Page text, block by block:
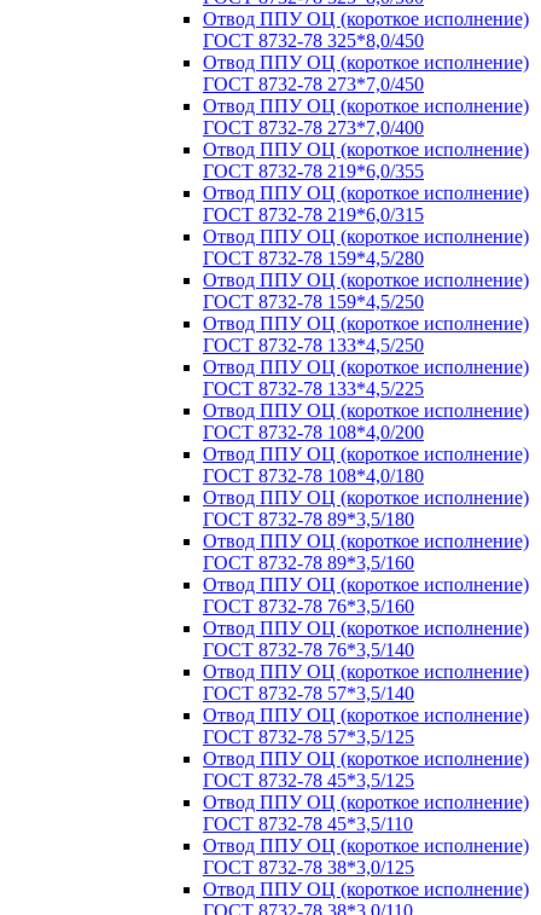
Отвод ППУ ОЦ (короткое исполнение)
ГОСТ 8732-78 325*8,0/450
Отвод ППУ ОЦ (короткое исполнение)
ГОСТ 8732-78 273*7,0/450
Отвод ППУ ОЦ (короткое исполнение)
ГОСТ 8732-78 273*7,0/400
Отвод ППУ ОЦ (короткое исполнение)
ГОСТ 8732-78 219*6,0/355
Отвод ППУ ОЦ (короткое исполнение)
ГОСТ 8732-78 219*6,0/315
Отвод ППУ ОЦ (короткое исполнение)
ГОСТ 8732-78 159*4,5/280
Отвод ППУ ОЦ (короткое исполнение)
ГОСТ 8732-78 159*4,5/250
Отвод ППУ ОЦ (короткое исполнение)
ГОСТ 8732-78 133*4,5/250
Отвод ППУ ОЦ (короткое исполнение)
ГОСТ 8732-78 133*4,5/225
Отвод ППУ ОЦ (короткое исполнение)
ГОСТ 8732-78 108*4,0/200
Отвод ППУ ОЦ (короткое исполнение)
ГОСТ 8732-78 108*4,0/180
Отвод ППУ ОЦ (короткое исполнение)
ГОСТ 8732-78 89*3,5/180
Отвод ППУ ОЦ (короткое исполнение)
ГОСТ 8732-78 89*3,5/160
Отвод ППУ ОЦ (короткое исполнение)
ГОСТ 8732-78 76*3,5/160
Отвод ППУ ОЦ (короткое исполнение)
ГОСТ 8732-78 76*3,5/140
Отвод ППУ ОЦ (короткое исполнение)
ГОСТ 8732-78 57*3,5/140
Отвод ППУ ОЦ (короткое исполнение)
ГОСТ 8732-78 57*3,5/125
Отвод ППУ ОЦ (короткое исполнение)
ГОСТ 8732-78 45*3,5/125
Отвод ППУ ОЦ (короткое исполнение)
ГОСТ 8732-78 45*3,5/110
Отвод ППУ ОЦ (короткое исполнение)
ГОСТ 8732-78 38*3,0/125
Отвод ППУ ОЦ (короткое исполнение)
ГОСТ 8732-78 38*3,0/110